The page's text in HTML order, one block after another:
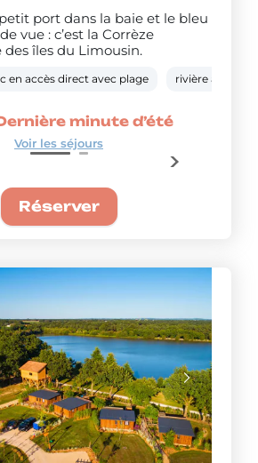
port dans la baie et le bleu
vue : c’est la Corrèze
des îles du Limousin.
en accès direct avec plage rivière à 5 km
minute d’été
Voir les séjours
Réserver